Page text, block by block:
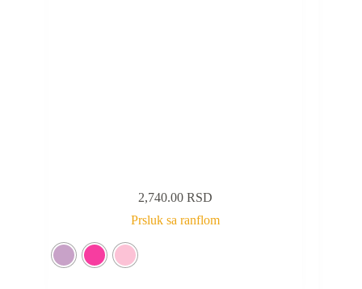
2,740.00RSD
Prsluk sa ranflom